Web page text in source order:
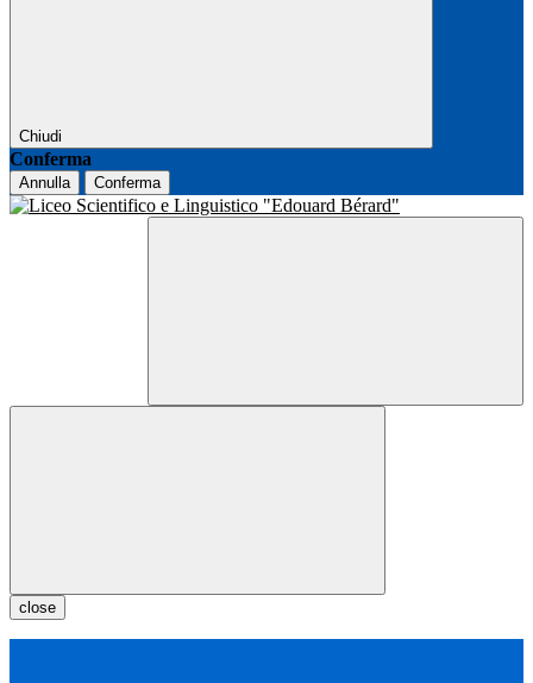
Chiudi
Conferma
Annulla Conferma
close